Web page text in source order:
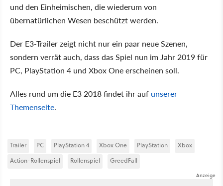
und den Einheimischen, die wiederum von
übernatürlichen Wesen beschützt werden.
Der E3-Trailer zeigt nicht nur ein paar neue Szenen,
sondern verrät auch, dass das Spiel nun im Jahr 2019 für
PC, PlayStation 4 und Xbox One erscheinen soll.
Alles rund um die E3 2018 findet ihr auf unserer
Themenseite.
Trailer PC PlayStation 4 Xbox One PlayStation
Xbox
Action-Rollenspiel
Rollenspiel GreedFall